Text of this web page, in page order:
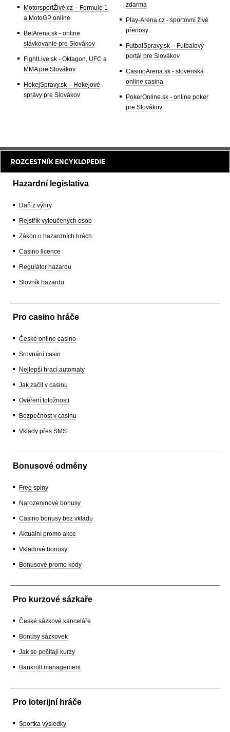
MotorsportŽivě.cz – Formule 1
a MotoGP online
BetArena.sk - online
stávkovanie pre Slovákov
FightLive.sk - Oktagon, UFC a
MMA pre Slovákov
HokejSpravy.sk – Hokejové
správy pre Slovákov
zdarma
Play-Arena.cz - sportovní živé
přenosy
FutbalSpravy.sk – Futbalový
portál pre Slovákov
CasinoArena.sk - slovenská
online casina
PokerOnline.sk - online poker
pre Slovákov
ROZCESTNÍK ENCYKLOPEDIE
Hazardní legislativa
Daň z výhry
Rejstřík vyloučených osob
Zákon o hazardních hrách
Casino licence
Regulátor hazardu
Slovník hazardu
Pro casino hráče
České online casino
Srovnání casin
Nejlepší hrací automaty
Jak začít v casinu
Ověření totožnosti
Bezpečnost v casinu
Vklady přes SMS
Bonusové odměny
Free spiny
Narozeninové bonusy
Casino bonusy bez vkladu
Aktuální promo akce
Vkladové bonusy
Bonusové promo kódy
Pro kurzové sázkaře
České sázkové kanceláře
Bonusy sázkovek
Jak se počítají kurzy
Bankroll management
Pro loterijní hráče
Sportka výsledky